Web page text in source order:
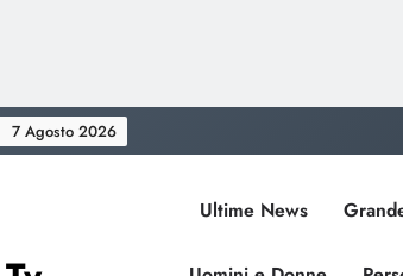
7 Agosto 2026
Ultime News